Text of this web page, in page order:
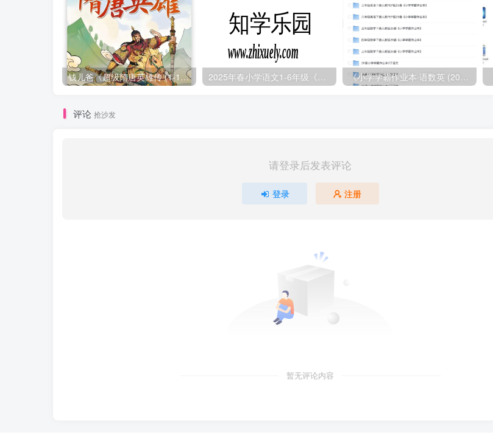
钱儿爸《超级隋唐英雄传 (1-10季) +超级隋唐英雄后传 (1-4季）
评论 抢沙发
请登录后发表评论
登录 注册
暂无评论内容